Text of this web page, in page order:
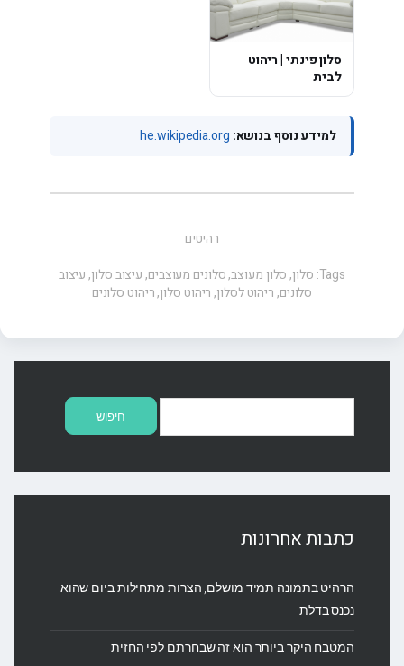
סלון פינתי | ריהוט
לבית
למידע נוסף בנושא: he.wikipedia.org
רהיטים
Tags: סלון,סלון מעוצב,סלונים מעוצבים,עיצוב סלון,עיצוב
סלונים,ריהוט לסלון,ריהוט סלון,ריהוט סלונים
חיפוש:
כתבות אחרונות
הרהיט בתמונה תמיד מושלם, הצרות מתחילות ביום שהוא
נכנס בדלת
המטבח היקר ביותר הוא זה שבחרתם לפי החזית